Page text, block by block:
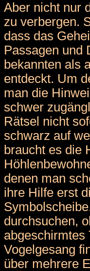
Aber nicht nur
zu verbergen.
dass das
Passagen und
bekannten als
entdeckt. Um
man die
schwer
Rätsel nicht
schwarz auf
braucht es die
denen man
ihre Hilfe erst
durchsuchen,
abgeschirmtes
Vogelgesang
über mehrere